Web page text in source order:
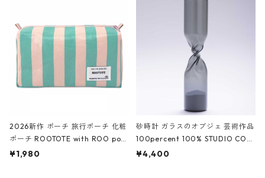
ーガンディー、オフホワイト
2026新作 ポーチ 旅行ポーチ 化粧
ポーチ ROOTOTE with ROO pou
ch 3532 ルートート WR.ポーチ.ラ
¥1,980
砂時計 ガラスのオブジェ 芸術作品
100percent 100% STUDIO COH
AKU Timeless 100パーセント ス
¥4,400